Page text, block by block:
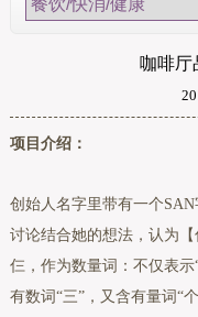
咖啡厅
项目介绍：
创始人名字里带有一个
讨论结合她的想法，认为【
仨，作为数量词：不仅表示
有数词“三”，又含有量词“